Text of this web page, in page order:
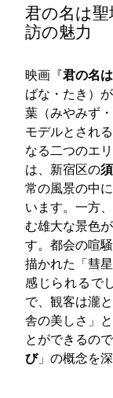
君の名は
訪の魅力
映画『君の名は
ばな・たき）
葉（みやみず
モデルとされ
なる二つのエ
は、新宿区の
常の風景の中
います。一方
む雄大な景色
す。都会の喧
描かれた「彗
感じられるで
で、観客は瀧
舎の美しさ」
とができるの
び」の概念を